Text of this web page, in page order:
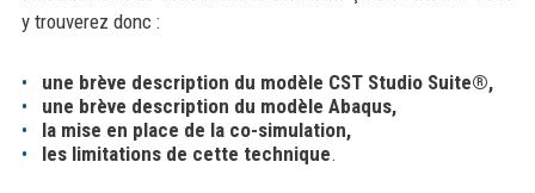
y trouverez donc :
une brève description du modèle CST Studio Suite®,
une brève description du modèle Abaqus,
la mise en place de la co-simulation,
les limitations de cette technique.